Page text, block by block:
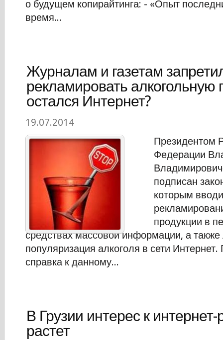
о будущем копирайтинга: - «Опыт
время...
Журналам и газетам
рекламировать алкогольную
остался Интернет?
19.07.2014
Президентом
Федерации
подписан
которым
продукции в
средствах массовой информации, а
популяризация алкоголя в сети
справка к данному...
В Грузии интерес к
растет